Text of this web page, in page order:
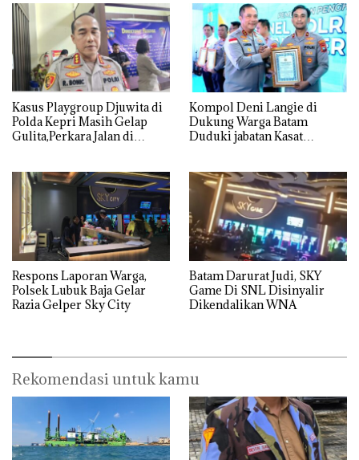
Kasus Playgroup Djuwita di
Polda Kepri Masih Gelap
Gulita,Perkara Jalan di
Kompol Deni Langie di
Dukung Warga Batam
Duduki jabatan Kasat
Respons Laporan Warga,
Polsek Lubuk Baja Gelar
Razia Gelper Sky City
Batam Darurat Judi, SKY
Game Di SNL Disinyalir
Dikendalikan WNA
Rekomendasi untuk kamu